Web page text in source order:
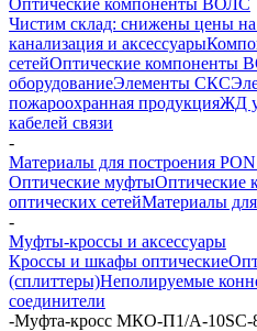
Оптические компоненты ВОЛС
Чистим склад: снижены цены на
канализация и аксессуары
сетейОптические компоненты
оборудованиеЭлементы СКС
пожароохранная продукцияЖД
кабелей связи
-
Материалы для построения PON
Оптические муфтыОптические
оптических сетейМатериалы
-
Муфты-кроссы и аксессуары
Кроссы и шкафы оптические
(сплиттеры)Неполируемые
соединители
-Муфта-кросс МКО-П1/A-10SC-